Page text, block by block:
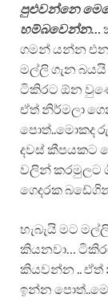
පුළුවන්නෙ
හම්බවෙන්න…
ගමන් යන්න එන
මල්ලි ගැන
ටිකිරට ඕන
ඒත් නිර්මලා
පොත්..මොකද
දවස් කීපයකට
වලින් කරමුලට
ගෙදරක
හැබැයි මට
කියනවා…
කියවන්න .. ඒත්
ඉන්න